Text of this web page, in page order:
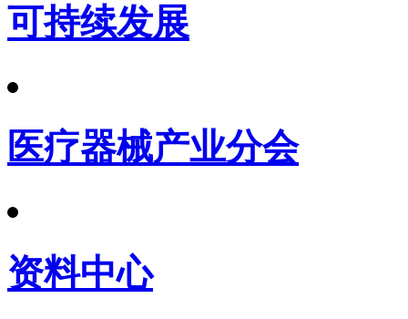
可持续发展
医疗器械产业分会
资料中心